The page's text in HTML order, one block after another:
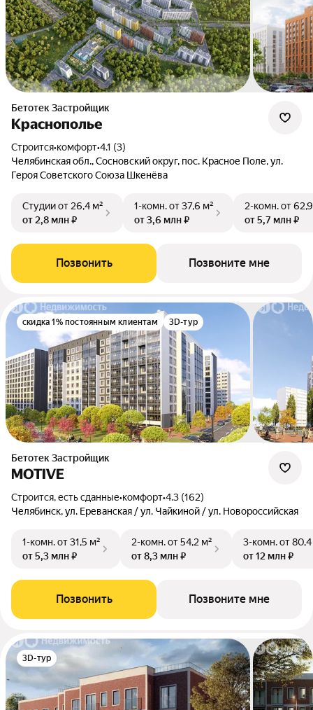
Бетотек Застройщик
Краснополье
Строится•комфорт•4.1 (3)
Челябинская обл., Сосновский округ, пос. Красное Поле, ул.
Героя Советского Союза Шкенёва
Студииот 26,4 м²
от 2,8 млн ₽
1-комн.от 37,6 м²
от 3,6 млн ₽
2-комн.от
от 5,7 млн ₽
Позвонить Позвоните мне
скидка 1% постоянным клиентам 3D-тур
Бетотек Застройщик
MOTIVE
Строится, есть сданные•комфорт•4.3 (162)
Челябинск, ул. Ереванская / ул. Чайкиной / ул. Новороссийская
1-комн.от 31,5 м²
от 5,3 млн ₽
2-комн.от 54,2 м²
от 8,3 млн ₽
3-комн.от
от 12 млн ₽
Позвонить Позвоните мне
3D-тур